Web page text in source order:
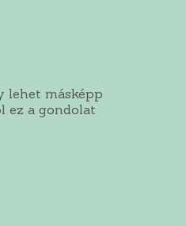
lehet másképp
ez a gondolat